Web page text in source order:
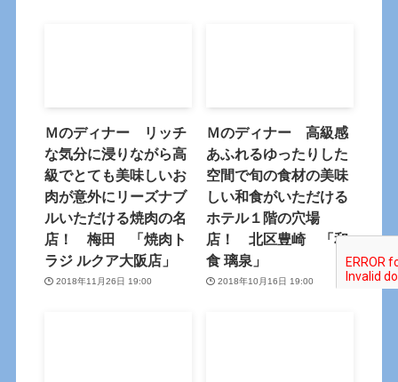
Ｍのディナー リッチ
な気分に浸りながら高
級でとても美味しいお
肉が意外にリーズナブ
ルいただける焼肉の名
店！ 梅田 「焼肉ト
ラジ ルクア大阪店」
2018年11月26日 19:00
Ｍのディナー 高級感
あふれるゆったりした
空間で旬の食材の美味
しい和食がいただける
ホテル１階の穴場
店！ 北区豊崎 「和
食 璃泉」
2018年10月16日 19:00